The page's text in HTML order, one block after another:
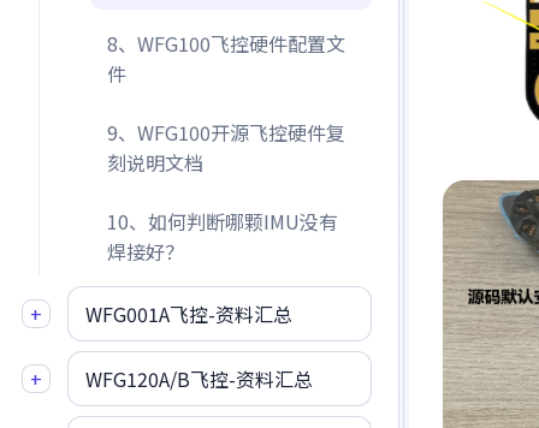
8、WFG100飞控硬件配置文
件
9、WFG100开源飞控硬件复
刻说明文档
10、如何判断哪颗IMU没有
焊接好？
+ WFG001A飞控-资料汇总
+ WFG120A/B飞控-资料汇总